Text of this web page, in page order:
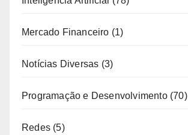
Mercado Financeiro (1)
Notícias Diversas (3)
Programação e Desenvolvimento(70)
Redes (5)